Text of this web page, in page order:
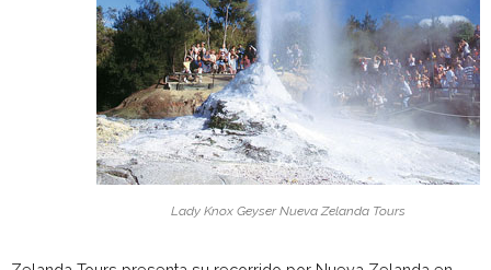
Lady Knox Geyser Nueva Zelanda Tours